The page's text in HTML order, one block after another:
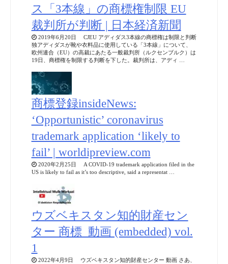
ス「3本線」の商標権制限 EU
裁判所が判断 | 日本経済新聞
2019年6月20日 CJEU アディダス3本線の商標権は制限と判断
独アディダスが靴や衣料品に使用している「3本線」について、
欧州連合（EU）の高裁にあたる一般裁判所（ルクセンブルク）は
19日、商標権を制限する判断を下した。裁判所は、アディ …
商標登録insideNews:
‘Opportunistic’ coronavirus
trademark application ‘likely to
fail’ | worldipreview.com
2020年2月25日 A COVID-19 trademark application filed in the
US is likely to fail as it’s too descriptive, said a representat …
ウズベキスタン知的財産セン
ター 商標_動画 (embedded) vol.
1
2022年4月9日 ウズベキスタン知的財産センター 動画 さあ、